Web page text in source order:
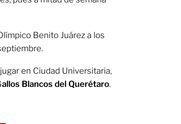
Benito Juárez a los
en Ciudad Universitaria,
allos Blancos del Querétaro.